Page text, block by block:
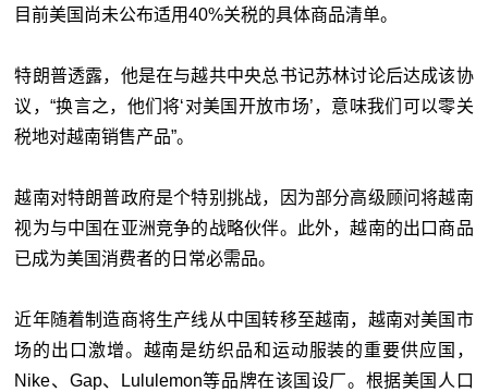
目前美国尚未公布适用40%关税的具体商品清单。
特朗普透露，他是在与越共中央总书记苏林讨论后达成该协
议，“换言之，他们将‘对美国开放市场’，意味我们可以零关
税地对越南销售产品”。
越南对特朗普政府是个特别挑战，因为部分高级顾问将越南
视为与中国在亚洲竞争的战略伙伴。此外，越南的出口商品
已成为美国消费者的日常必需品。
近年随着制造商将生产线从中国转移至越南，越南对美国市
场的出口激增。越南是纺织品和运动服装的重要供应国，
Nike、Gap、Lululemon等品牌在该国设厂。根据美国人口